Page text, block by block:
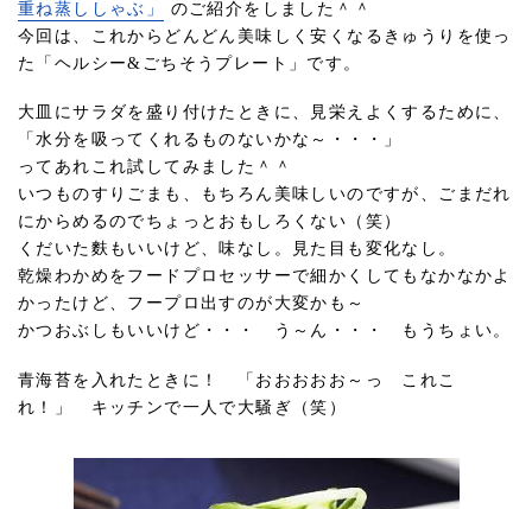
重ね蒸ししゃぶ」
のご紹介をしました＾＾
今回は、これからどんどん美味しく安くなるきゅうりを使っ
た「ヘルシー&ごちそうプレート」です。
大皿にサラダを盛り付けたときに、見栄えよくするために、
「水分を吸ってくれるものないかな～・・・」
ってあれこれ試してみました＾＾
いつものすりごまも、もちろん美味しいのですが、ごまだれ
にからめるのでちょっとおもしろくない（笑）
くだいた麩もいいけど、味なし。見た目も変化なし。
乾燥わかめをフードプロセッサーで細かくしてもなかなかよ
かったけど、フープロ出すのが大変かも～
かつおぶしもいいけど・・・ う～ん・・・ もうちょい。
青海苔を入れたときに！ 「おおおおお～っ これこ
れ！」 キッチンで一人で大騒ぎ（笑）